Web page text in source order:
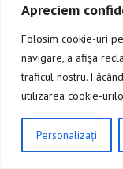
Apreciem
Folosim cookie-uri
navigare, a afișa
traficul nostru.
utilizarea cookie-
Personalizați
Geografie
GEOMETRIE
Ghiduri și Comparații
Ghiduri și Sfaturi
Gradina – Foisoare si
Grădină – Pergole
CLICK AICI